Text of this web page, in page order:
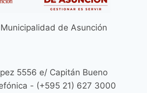
de Asunción
5556 e/ Capitán Bueno
- (+595 21) 627 3000